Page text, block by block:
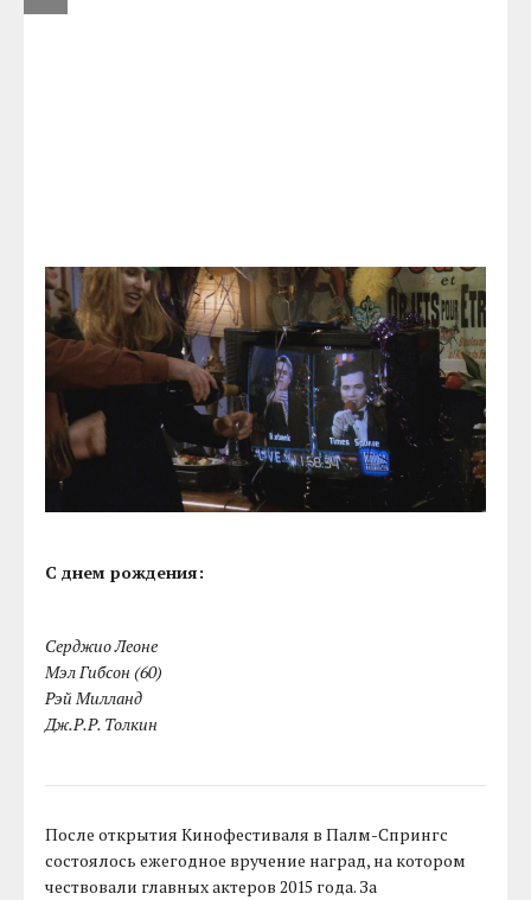
С днем рождения:
Серджио Леоне
Мэл Гибсон (60)
Рэй Милланд
Дж.Р.Р. Толкин
После открытия Кинофестиваля в Палм-Спрингс
состоялось ежегодное вручение наград, на котором
чествовали главных актеров 2015 года. За